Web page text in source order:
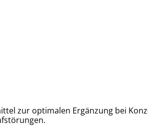
zur optimalen Ergänzung bei